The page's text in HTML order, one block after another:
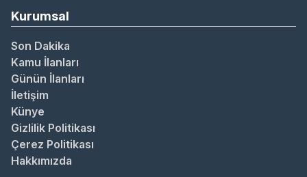
Kurumsal
Son Dakika
Kamu İlanları
Günün İlanları
İletişim
Künye
Gizlilik Politikası
Çerez Politikası
Hakkımızda